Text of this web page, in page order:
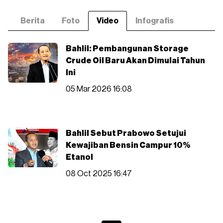
Berita Foto Video Infografis
Bahlil: Pembangunan Storage
Crude Oil Baru Akan Dimulai Tahun
Ini
05 Mar 2026 16:08
Bahlil Sebut Prabowo Setujui
Kewajiban Bensin Campur 10%
Etanol
08 Oct 2025 16:47